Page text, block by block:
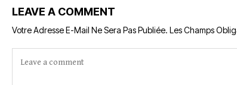
LEAVE A COMMENT
Votre Adresse E-Mail Ne Sera Pas Publiée. Les Champs